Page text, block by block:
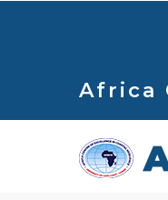
Africa